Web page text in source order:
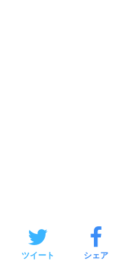
ツイート シェア